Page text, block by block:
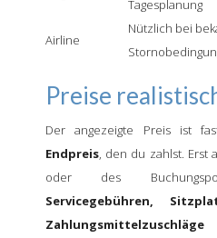
Tagesplanung
Airline
Nützlich bei
Preise
Der angezeigte Preis ist
Endpreis, den du zahlst. Erst
oder des
Servicegebühren,
Zahlungsmittelzuschläge